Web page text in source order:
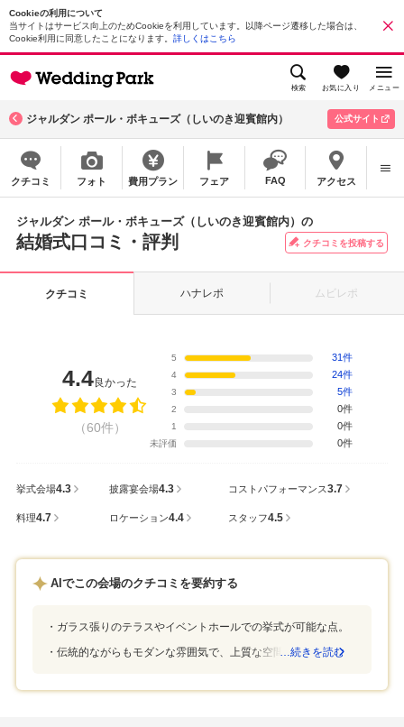
Cookieの利用について
当サイトはサービス向上のためCookieを利用しています。以降ページ遷移した場合は、
Cookie利用に同意したことになります。 詳しくはこちら
検索 お気に入り メニュー
ジャルダン ポール・ボキューズ（しいのき迎賓館内） 公式サイト
クチコミ フォト 費用プラン フェア FAQ アクセス
ジャルダン ポール・ボキューズ（しいのき迎賓館内）の
結婚式口コミ・評判 クチコミを投稿する
クチコミ ハナレポ ムビレポ
4.4良かった
（60件）
5 31件
4 24件
3 5件
2 0件
1 0件
未評価 0件
挙式会場4.3 披露宴会場4.3 コストパフォーマンス3.7
料理4.7 ロケーション4.4 スタッフ4.5
AIでこの会場のクチコミを要約する
ガラス張りのテラスやイベントホールでの挙式が可能な点。
伝統的ながらもモダンな雰囲気で、上質な空間が魅力な点。
…続きを読む